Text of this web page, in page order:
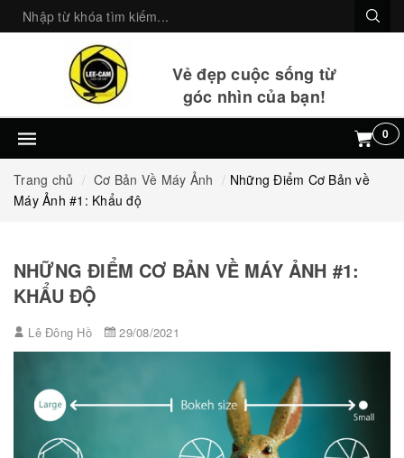
Vẻ đẹp cuộc sống từ
góc nhìn của bạn!
0
Trang chủ Cơ Bản Về Máy Ảnh
Những Điểm Cơ Bản về
Máy Ảnh #1: Khẩu độ
NHỮNG ĐIỂM CƠ BẢN VỀ MÁY ẢNH #1:
KHẨU ĐỘ
Lê Đông Hồ 29/08/2021